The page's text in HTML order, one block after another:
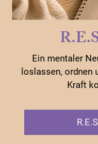
Ein mentaler
loslassen, ordnen
Kraft